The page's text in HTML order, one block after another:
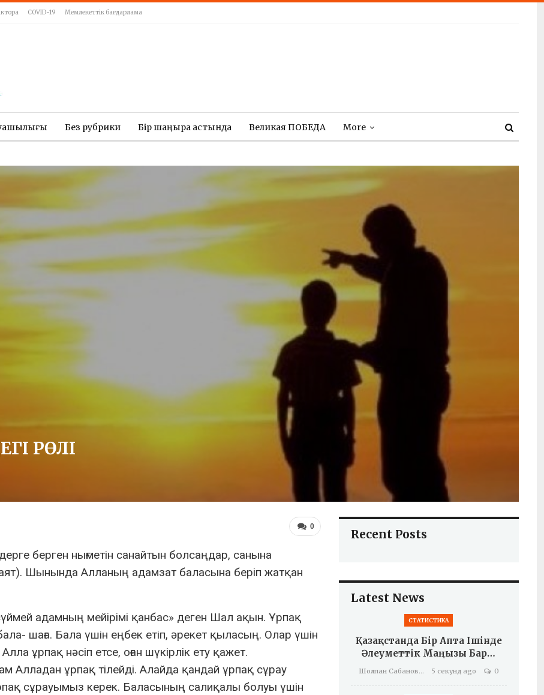
COVID-19 Мемлекеттік бағдарлама
Без рубрики Бір шаңырақ астында Великая ПОБЕДА More
РӨЛІ
0
берген нығметін санайтын болсаңдар, санына
Шынында Алланың адамзат баласына беріп жатқан
адамның мейірімі қанбас» деген Шал ақын. Ұрпақ
шаға. Бала үшін еңбек етіп, әрекет қыласың. Олар үшін
ұрпақ нәсіп етсе, оған шүкірлік ету қажет.
ұрпақ тілейді. Алайда қандай ұрпақ сұрау
сұрауымыз керек. Баласының салиқалы болуы үшін
Recent Posts
Latest News
СТАТИСТИКА
Қазақстанда Бір Апта Ішінде
Әлеуметтік Маңызы Бар…
Шолпан Сабанова 5 секунд ago 0